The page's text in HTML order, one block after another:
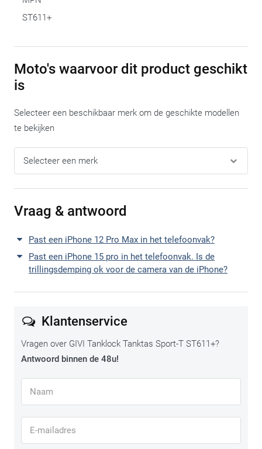
ST611+
Moto's waarvoor dit product geschikt
is
Selecteer een beschikbaar merk om de geschikte modellen
te bekijken
Vraag & antwoord
Past een iPhone 12 Pro Max in het telefoonvak?
Past een iPhone 15 pro in het telefoonvak. Is de
trillingsdemping ok voor de camera van de iPhone?
Klantenservice
Vragen over GIVI Tanklock Tanktas Sport-T ST611+?
Antwoord binnen de 48u!